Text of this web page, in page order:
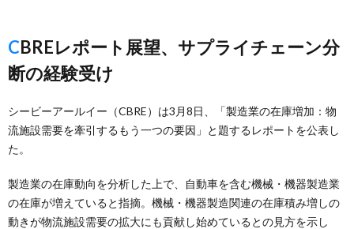
CBREレポート展望、サプライチェーン分
断の経験受け
シービーアールイー（CBRE）は3月8日、「製造業の在庫増加：物
流施設需要を牽引するもう一つの要因」と題するレポートを公表し
た。
製造業の在庫動向を分析した上で、自動車を含む機械・機器製造業
の在庫が増えていると指摘。機械・機器製造関連の在庫積み増しの
動きが物流施設需要の拡大にも貢献し始めているとの見方を示し